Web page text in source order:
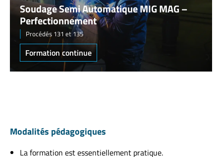
Soudage Semi Automatique MIG MAG –
Perfectionnement
Procédés 131 et 135
Formation continue
Modalités pédagogiques
La formation est essentiellement pratique.